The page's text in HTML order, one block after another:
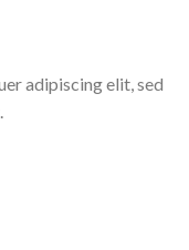
adipiscing elit, sed